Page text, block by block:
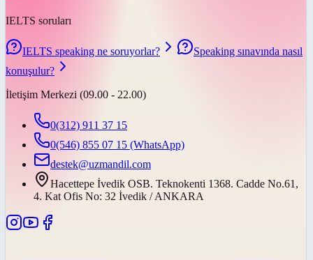
IELTS soruları
IELTS speaking ne soruyorlar?
Speaking sınavında nasıl
konuşulur?
İletişim Merkezi (09.00 - 22.00)
0(312) 911 37 15
0(546) 855 07 15 (WhatsApp)
destek@uzmandil.com
Hacettepe İvedik OSB. Teknokenti 1368. Cadde No.61,
4. Kat Ofis No: 32 İvedik / ANKARA